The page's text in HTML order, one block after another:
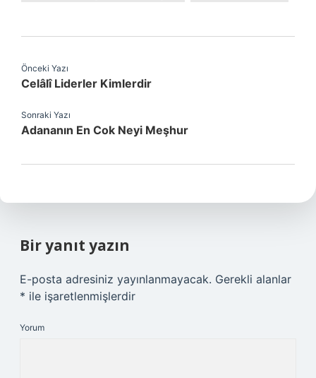
Önceki Yazı
Celâlî Liderler Kimlerdir
Sonraki Yazı
Adananın En Cok Neyi Meşhur
Bir yanıt yazın
E-posta adresiniz yayınlanmayacak. Gerekli alanlar
* ile işaretlenmişlerdir
Yorum